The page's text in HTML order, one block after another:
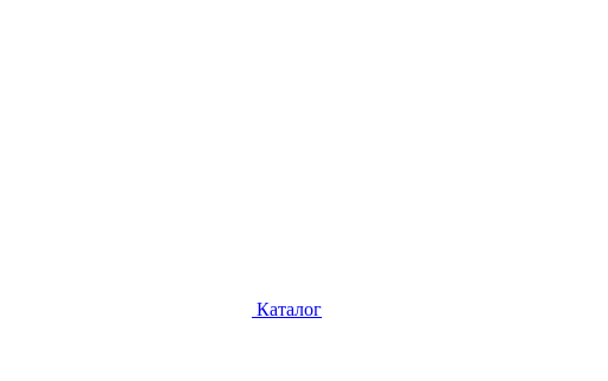
Каталог